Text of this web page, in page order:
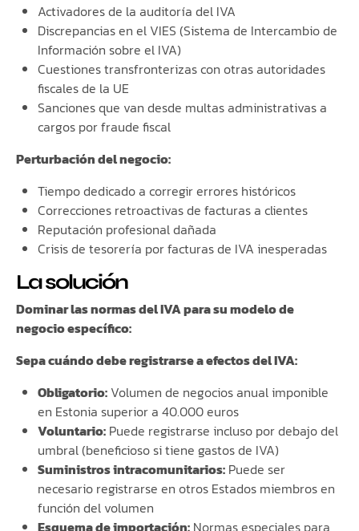
Activadores de la auditoría del IVA
Discrepancias en el VIES (Sistema de Intercambio de
Información sobre el IVA)
Cuestiones transfronterizas con otras autoridades
fiscales de la UE
Sanciones que van desde multas administrativas a
cargos por fraude fiscal
Perturbación del negocio:
Tiempo dedicado a corregir errores históricos
Correcciones retroactivas de facturas a clientes
Reputación profesional dañada
Crisis de tesorería por facturas de IVA inesperadas
La solución
Dominar las normas del IVA para su modelo de
negocio específico:
Sepa cuándo debe registrarse a efectos del IVA:
Obligatorio: Volumen de negocios anual imponible
en Estonia superior a 40.000 euros
Voluntario: Puede registrarse incluso por debajo del
umbral (beneficioso si tiene gastos de IVA)
Suministros intracomunitarios: Puede ser
necesario registrarse en otros Estados miembros en
función del volumen